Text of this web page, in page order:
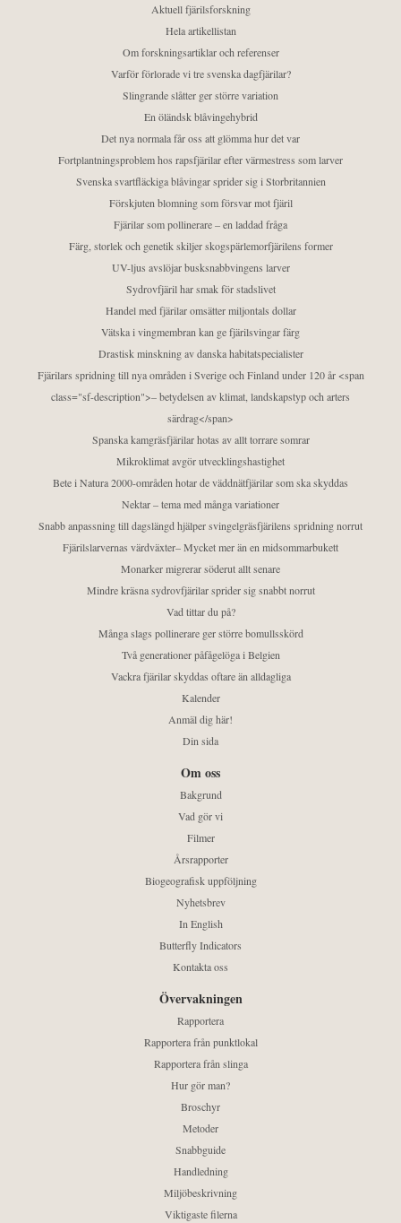
Aktuell fjärilsforskning
Hela artikellistan
Om forskningsartiklar och referenser
Varför förlorade vi tre svenska dagfjärilar?
Slingrande slåtter ger större variation
En öländsk blåvingehybrid
Det nya normala får oss att glömma hur det var
Fortplantningsproblem hos rapsfjärilar efter värmestress som larver
Svenska svartfläckiga blåvingar sprider sig i Storbritannien
Förskjuten blomning som försvar mot fjäril
Fjärilar som pollinerare – en laddad fråga
Färg, storlek och genetik skiljer skogspärlemorfjärilens former
UV-ljus avslöjar busksnabbvingens larver
Sydrovfjäril har smak för stadslivet
Handel med fjärilar omsätter miljontals dollar
Vätska i vingmembran kan ge fjärilsvingar färg
Drastisk minskning av danska habitatspecialister
Fjärilars spridning till nya områden i Sverige och Finland under 120 år <span
class="sf-description">– betydelsen av klimat, landskapstyp och arters
särdrag</span>
Spanska kamgräsfjärilar hotas av allt torrare somrar
Mikroklimat avgör utvecklingshastighet
Bete i Natura 2000-områden hotar de väddnätfjärilar som ska skyddas
Nektar – tema med många variationer
Snabb anpassning till dagslängd hjälper svingelgräsfjärilens spridning norrut
Fjärilslarvernas värdväxter– Mycket mer än en midsommarbukett
Monarker migrerar söderut allt senare
Mindre kräsna sydrovfjärilar sprider sig snabbt norrut
Vad tittar du på?
Många slags pollinerare ger större bomullsskörd
Två generationer påfågelöga i Belgien
Vackra fjärilar skyddas oftare än alldagliga
Kalender
Anmäl dig här!
Din sida
Om oss
Bakgrund
Vad gör vi
Filmer
Årsrapporter
Biogeografisk uppföljning
Nyhetsbrev
In English
Butterfly Indicators
Kontakta oss
Övervakningen
Rapportera
Rapportera från punktlokal
Rapportera från slinga
Hur gör man?
Broschyr
Metoder
Snabbguide
Handledning
Miljöbeskrivning
Viktigaste filerna